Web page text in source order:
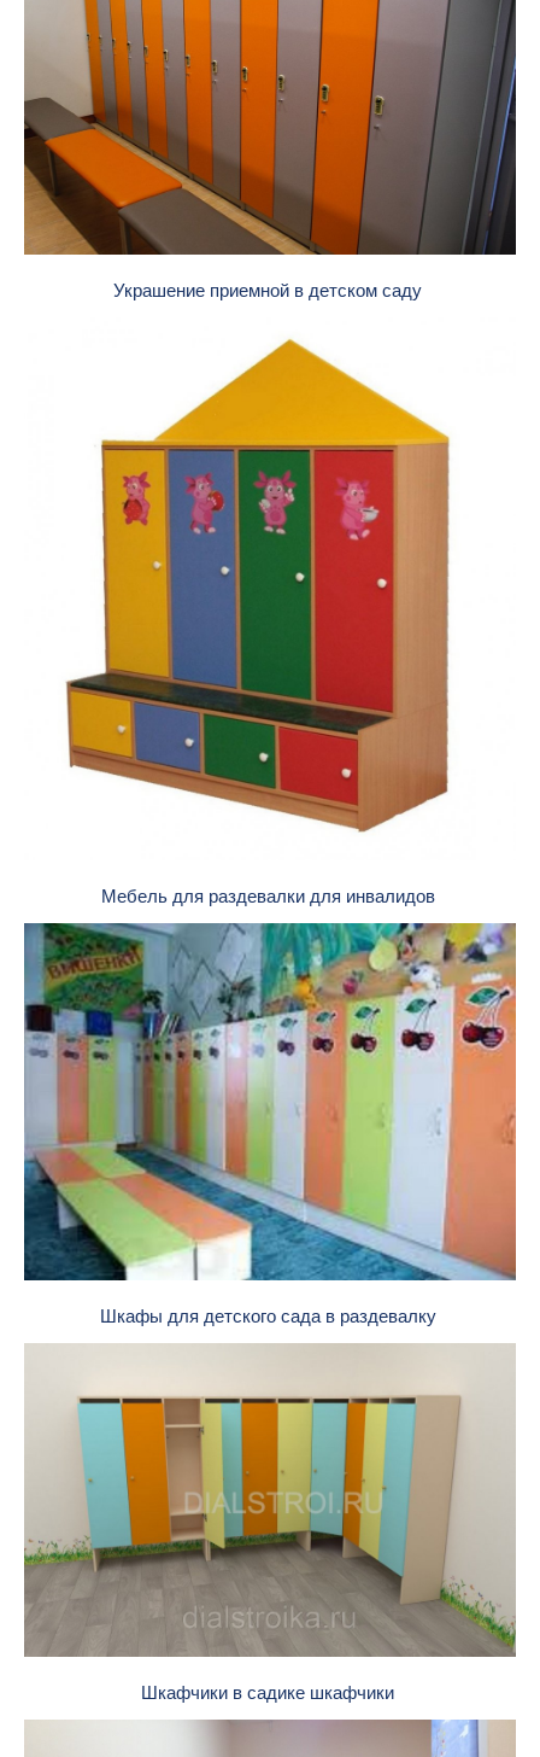
Украшение приемной в детском саду
Мебель для раздевалки для инвалидов
Шкафы для детского сада в раздевалку
Шкафчики в садике шкафчики